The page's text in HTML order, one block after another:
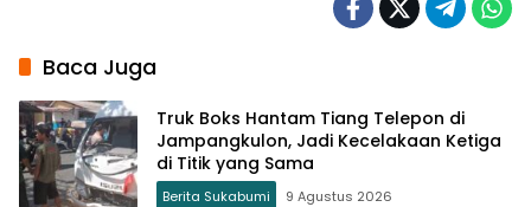
Baca Juga
Truk Boks Hantam Tiang Telepon di
Jampangkulon, Jadi Kecelakaan Ketiga
di Titik yang Sama
Berita Sukabumi 9 Agustus 2026